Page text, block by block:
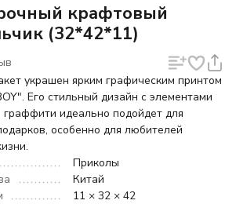
крафтовый
(32*42*11)
украшен ярким графическим принтом
Его стильный дизайн с элементами
граффити идеально подойдет для
особенно для любителей
Приколы
Китай
11 × 32 × 42